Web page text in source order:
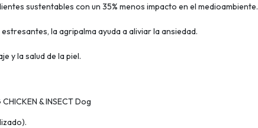
sustentables con un 35% menos impacto en el medioambiente.
la agripalma ayuda a aliviar la ansiedad.
y la salud de la piel.
& INSECT Dog